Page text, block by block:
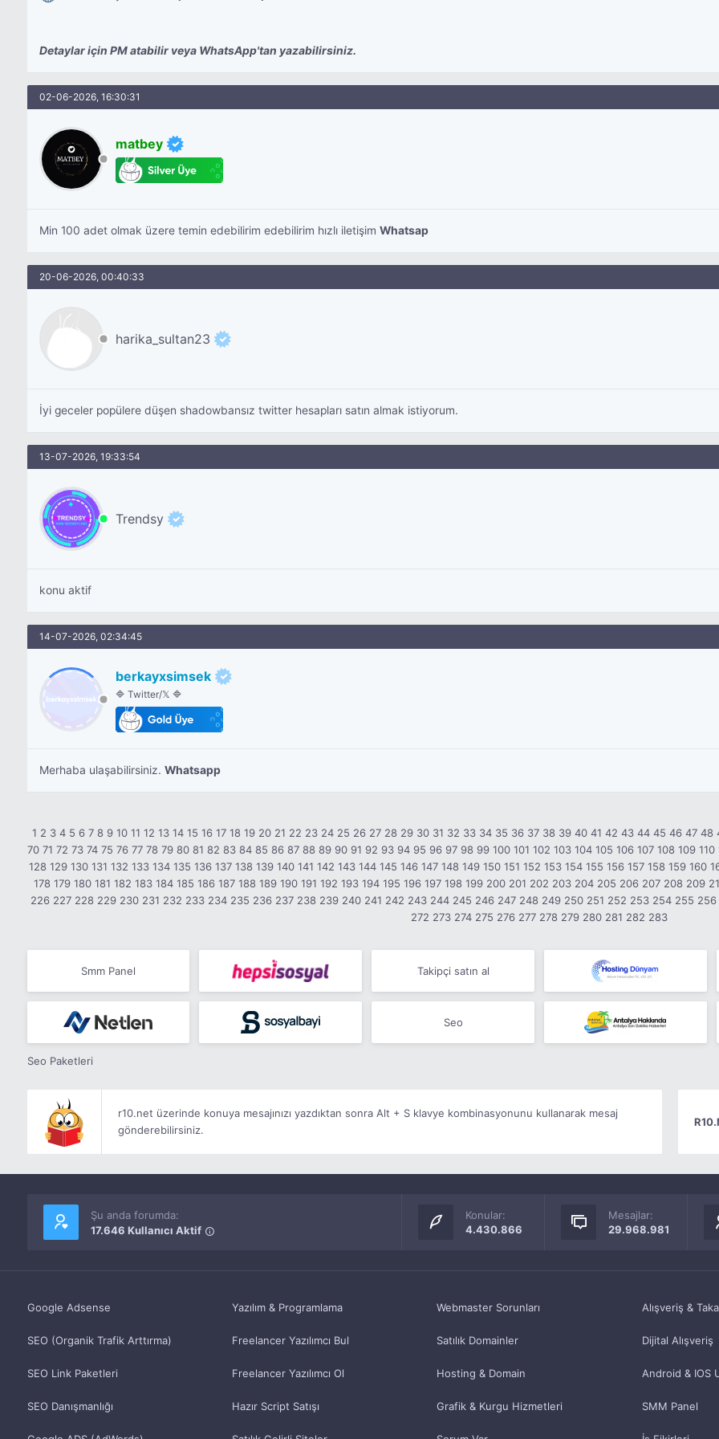
Detaylar için PM atabilir veya WhatsApp'tan yazabilirsiniz.
02-06-2026, 16:30:31
matbey
Min 100 adet olmak üzere temin edebilirim edebilirim hızlı iletişim Whatsap
20-06-2026, 00:40:33
harika_sultan23
İyi geceler popülere düşen shadowbansız twitter hesapları satın almak istiyorum.
13-07-2026, 19:33:54
Trendsy
konu aktif
14-07-2026, 02:34:45
berkayxsimsek
🔷 Twitter/𝕏 🔷
Merhaba ulaşabilirsiniz. Whatsapp
1 2 3 4 5 6 7 8 9 10 11 12 13 14 15 16 17 18 19 20 21 22 23 24 25 26 27 28 29 30 31 32 33 34 35 36 37 38 39 40 41 42 43 44 45 46 47 48
70 71 72 73 74 75 76 77 78 79 80 81 82 83 84 85 86 87 88 89 90 91 92 93 94 95 96 97 98 99 100 101 102 103 104 105 106 107 108 109 110
128 129 130 131 132 133 134 135 136 137 138 139 140 141 142 143 144 145 146 147 148 149 150 151 152 153 154 155 156 157 158 159 160
178 179 180 181 182 183 184 185 186 187 188 189 190 191 192 193 194 195 196 197 198 199 200 201 202 203 204 205 206 207 208 209
226 227 228 229 230 231 232 233 234 235 236 237 238 239 240 241 242 243 244 245 246 247 248 249 250 251 252 253 254 255 256
272 273 274 275 276 277 278 279 280 281 282 283
Smm Panel Takipçi satın al
Seo
Seo Paketleri
r10.net üzerinde konuya mesajınızı yazdıktan sonra Alt + S klavye kombinasyonunu kullanarak mesaj
gönderebilirsiniz.
Şu anda forumda:
17.646 Kullanıcı Aktif
Konular:
4.430.866
Mesajlar:
29.968.981
Google Adsense
SEO (Organik Trafik Arttırma)
SEO Link Paketleri
SEO Danışmanlığı
Yazılım & Programlama
Freelancer Yazılımcı Bul
Freelancer Yazılımcı Ol
Hazır Script Satışı
Webmaster Sorunları
Satılık Domainler
Hosting & Domain
Grafik & Kurgu Hizmetleri
Alışveriş &
Dijital Alışveriş
Android & IOS
SMM Panel